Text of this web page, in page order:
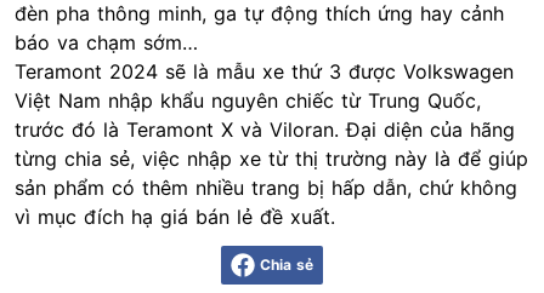
đèn pha thông minh, ga tự động thích ứng hay cảnh
báo va chạm sớm…
Teramont 2024 sẽ là mẫu xe thứ 3 được Volkswagen
Việt Nam nhập khẩu nguyên chiếc từ Trung Quốc,
trước đó là Teramont X và Viloran. Đại diện của hãng
từng chia sẻ, việc nhập xe từ thị trường này là để giúp
sản phẩm có thêm nhiều trang bị hấp dẫn, chứ không
vì mục đích hạ giá bán lẻ đề xuất.
Chia sẻ